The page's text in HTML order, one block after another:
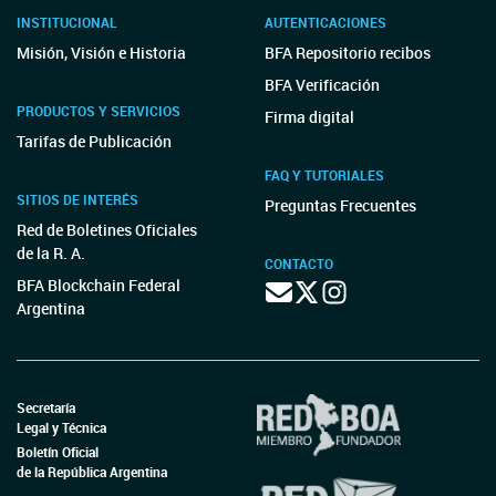
INSTITUCIONAL
Misión, Visión e Historia
PRODUCTOS Y SERVICIOS
Tarifas de Publicación
SITIOS DE INTERÉS
Red de Boletines Oficiales
de la R. A.
BFA Blockchain Federal
Argentina
AUTENTICACIONES
BFA Repositorio recibos
BFA Verificación
Firma digital
FAQ Y TUTORIALES
Preguntas Frecuentes
CONTACTO
Secretaría
Legal y Técnica
Boletín Oficial
de la República Argentina